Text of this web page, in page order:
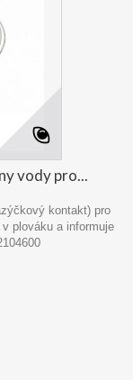
vody pro...
kontakt) pro
plováku a informuje